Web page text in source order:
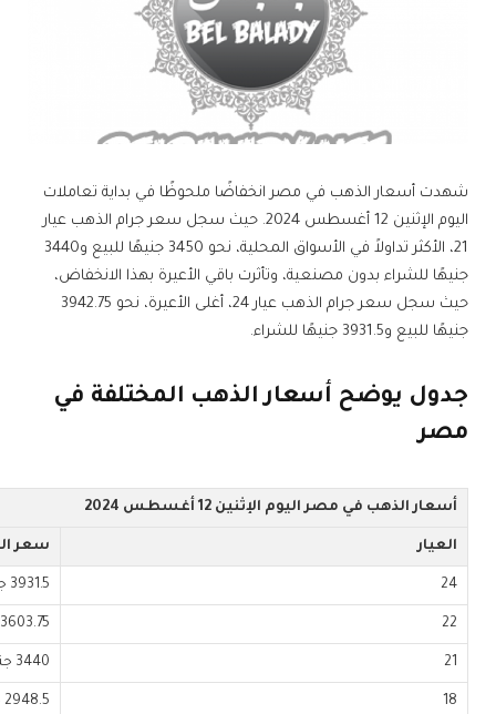
شهدت أسعار الذهب في مصر انخفاضًا ملحوظًا في بداية تعاملات
اليوم الإثنين 12 أغسطس 2024. حيث سجل سعر جرام الذهب عيار
21، الأكثر تداولاً في الأسواق المحلية، نحو 3450 جنيهًا للبيع و3440
جنيهًا للشراء بدون مصنعية، وتأثرت باقي الأعيرة بهذا الانخفاض،
حيث سجل سعر جرام الذهب عيار 24، أغلى الأعيرة، نحو 3942.75
جنيهًا للبيع و3931.5 جنيهًا للشراء.
جدول يوضح أسعار الذهب المختلفة في
مصر
أسعار الذهب في مصر اليوم الإثنين 12 أغسطس 2024
العيار سعر
24 3931.5 جنيه
22 3603.75 جنيه
21 3440 جنيه
18 2948.5 جنيه